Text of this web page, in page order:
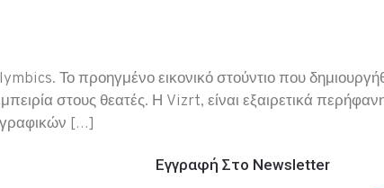
Το προηγμένο εικονικό στούντιο που
στους θεατές. Η Vizrt, είναι εξαιρετικά
γραφικών […]
Εγγραφή Στο Newsletter